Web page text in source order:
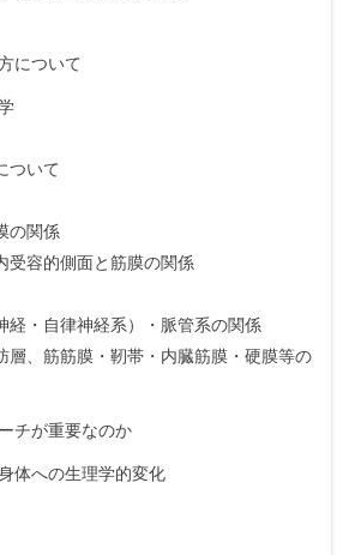
について
ついて
の関係
受容的側面と筋膜の関係
経・自律神経系）・脈管系の関係
層、筋筋膜・靭帯・内臓筋膜・硬膜等の
チが重要なのか
体への生理学的変化